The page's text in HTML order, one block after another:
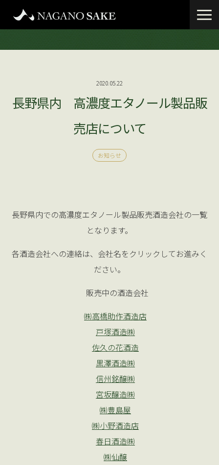
2020.05.22
長野県内 高濃度エタノール製品販
売店について
お知らせ
長野県内での高濃度エタノール製品販売酒造会社の一覧
となります。
各酒造会社への連絡は、会社名をクリックしてお進みく
ださい。
販売中の酒造会社
㈱高橋助作酒造店
戸塚酒造㈱
佐久の花酒造
黒澤酒造㈱
信州銘醸㈱
宮坂醸造㈱
㈱豊島屋
㈱小野酒造店
春日酒造㈱
㈱仙醸